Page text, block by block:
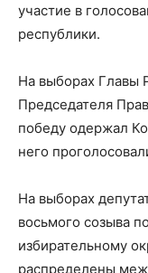
участие в
республики.
На выборах Главы
Председателя
победу одержал
него
На выборах
восьмого созыва
избирательному
распределены